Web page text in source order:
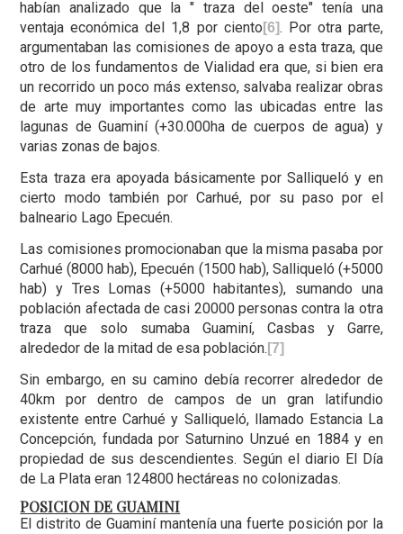
habían analizado que la " traza del oeste" tenía una
ventaja económica del 1,8 por ciento [6]. Por otra parte,
argumentaban las comisiones de apoyo a esta traza, que
otro de los fundamentos de Vialidad era que, si bien era
un recorrido un poco más extenso, salvaba realizar obras
de arte muy importantes como las ubicadas entre las
lagunas de Guaminí (+30.000ha de cuerpos de agua) y
varias zonas de bajos.
Esta traza era apoyada básicamente por Salliqueló y en
cierto modo también por Carhué, por su paso por el
balneario Lago Epecuén.
Las comisiones promocionaban que la misma pasaba por
Carhué (8000 hab), Epecuén (1500 hab), Salliqueló (+5000
hab) y Tres Lomas (+5000 habitantes), sumando una
población afectada de casi 20000 personas contra la otra
traza que solo sumaba Guaminí, Casbas y Garre,
alrededor de la mitad de esa población. [7]
Sin embargo, en su camino debía recorrer alrededor de
40km por dentro de campos de un gran latifundio
existente entre Carhué y Salliqueló, llamado Estancia La
Concepción, fundada por Saturnino Unzué en 1884 y en
propiedad de sus descendientes. Según el diario El Día
de La Plata eran 124800 hectáreas no colonizadas.
POSICION DE GUAMINI
El distrito de Guaminí mantenía una fuerte posición por la